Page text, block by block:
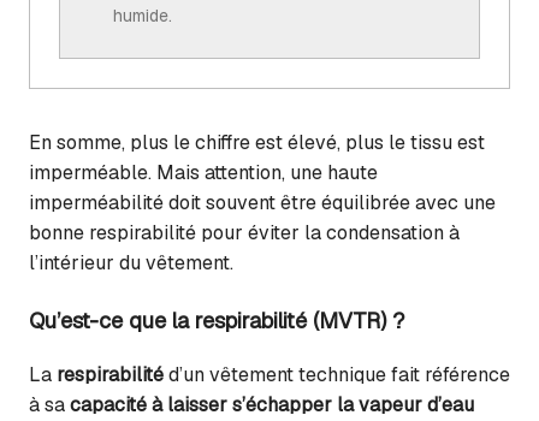
humide.
En somme, plus le chiffre est élevé, plus le tissu est
imperméable. Mais attention, une haute
imperméabilité doit souvent être équilibrée avec une
bonne respirabilité pour éviter la condensation à
l’intérieur du vêtement.
Qu’est-ce que la respirabilité (MVTR) ?
La respirabilitéd’un vêtement technique fait référence
à sacapacité à laisser s’échapper la vapeur d’eau